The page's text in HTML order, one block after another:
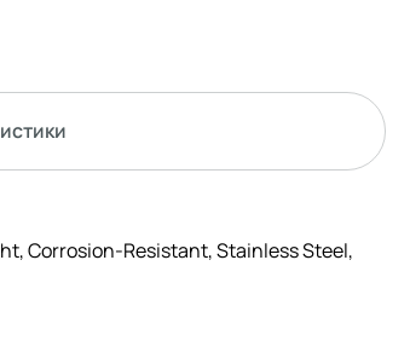
Corrosion-Resistant, Stainless Steel,